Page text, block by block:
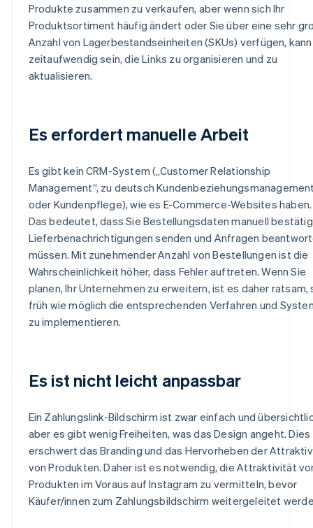
Produkte zusammen zu verkaufen, aber wenn sich Ihr
Produktsortiment häufig ändert oder Sie über eine sehr
Anzahl von Lagerbestandseinheiten (SKUs) verfügen,
zeitaufwendig sein, die Links zu organisieren und zu
aktualisieren.
Es erfordert manuelle Arbeit
Es gibt kein CRM-System („Customer Relationship
Management“, zu deutsch
oder Kundenpflege), wie es E-Commerce-Websites haben.
Das bedeutet, dass Sie Bestellungsdaten manuell
Lieferbenachrichtigungen senden und Anfragen
müssen. Mit zunehmender Anzahl von Bestellungen ist die
Wahrscheinlichkeit höher, dass Fehler auftreten. Wenn Sie
planen, Ihr Unternehmen zu erweitern, ist es daher ratsam,
früh wie möglich die entsprechenden Verfahren und
zu implementieren.
Es ist nicht leicht anpassbar
Ein Zahlungslink-Bildschirm ist zwar einfach und
aber es gibt wenig Freiheiten, was das Design angeht. Dies
erschwert das Branding und das Hervorheben der
von Produkten. Daher ist es notwendig, die Attraktivität
Produkten im Voraus auf Instagram zu vermitteln, bevor
Käufer/innen zum Zahlungsbildschirm weitergeleitet